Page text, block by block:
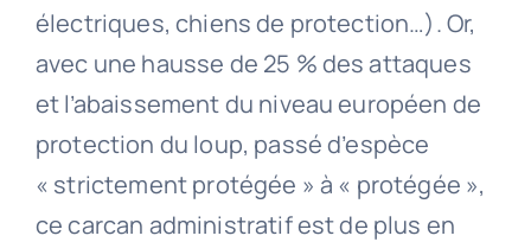
électriques, chiens de protection…). Or,
avec une hausse de 25 % des attaques
et l’abaissement du niveau européen de
protection du loup, passé d’espèce
« strictement protégée » à « protégée »,
ce carcan administratif est de plus en